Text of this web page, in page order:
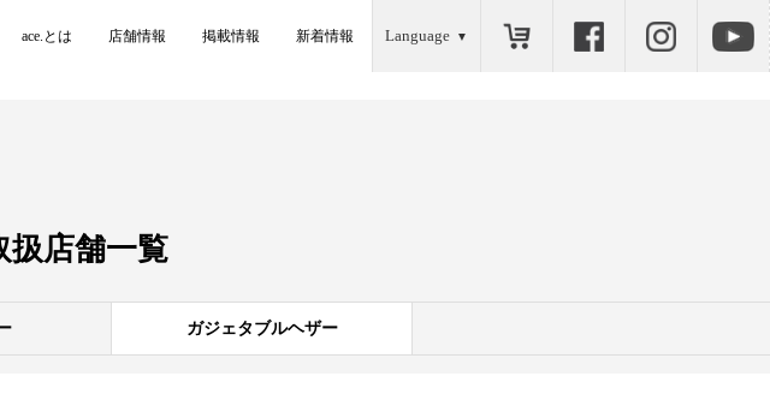
ace.とは 店舗情報 掲載情報 新着情報 Language
扱店舗一覧
ガジェタブルヘザー